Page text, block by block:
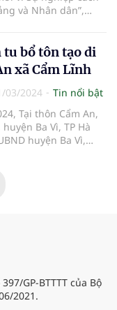
và Nhân dân”,
năm 2024 đã được
chức.
bổ tôn tạo di
xã Cẩm Lĩnh
03/2024
Tin nổi bật
Tại thôn Cẩm An,
Ba Vì, TP Hà
huyện Ba Vì,
trình tu bổ, tôn
sử Văn hóa Đền
GP-BTTTT của Bộ
2021.